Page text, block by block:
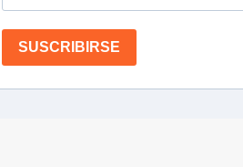
SUSCRIBIRSE